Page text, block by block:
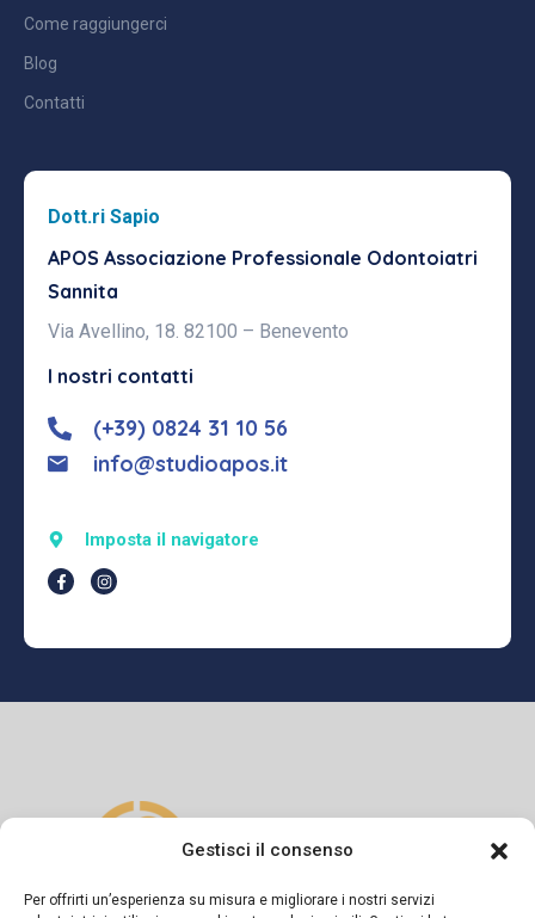
Gestisci il consenso
Per offrirti un’esperienza su misura e migliorare i nostri servizi
Come raggiungerci
Blog
Contatti
Dott.ri Sapio
APOS Associazione Professionale Odontoiatri
Sannita
Via Avellino, 18. 82100 – Benevento
I nostri contatti
(+39) 0824 31 10 56
info@studioapos.it
Imposta il navigatore